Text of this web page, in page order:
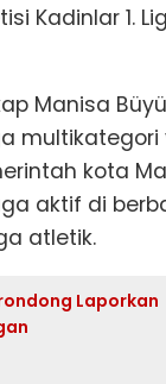
Kadinlar 1.
Manisa
kota
aktif di
atletik.
Laporkan